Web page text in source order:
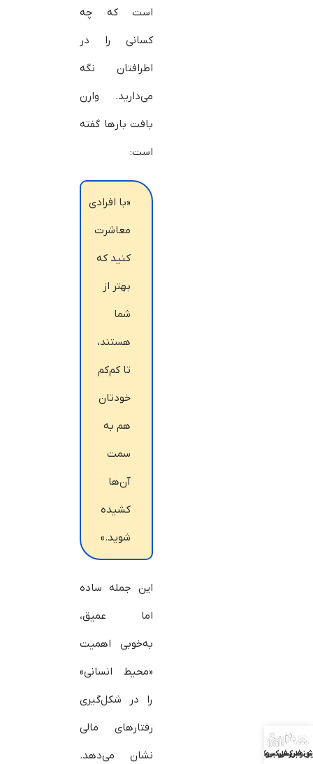
است که چه
کسانی را در
اطرافتان نگه
می‌دارید. وارن
بافت بارها گفته
است:
«با افرادی
معاشرت
کنید که
بهتر از
شما
هستند،
تا کم‌کم
خودتان
هم به
سمت
آن‌ها
کشیده
شوید.»
این جمله ساده
اما عمیق،
به‌خوبی اهمیت
«محیط انسانی»
را در شکل‌گیری
رفتارهای مالی
نشان می‌دهد.
فارکس
بونوس فارکس
بررسی بروکرها